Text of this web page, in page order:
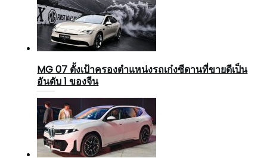
MG 07 ตั้งเป้าครองตำแหน่งรถเก๋งซีดานที่ขายดีเป็น
อันดับ 1 ของจีน